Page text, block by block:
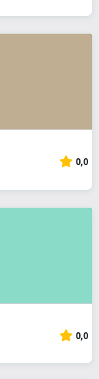
0,0
0,0